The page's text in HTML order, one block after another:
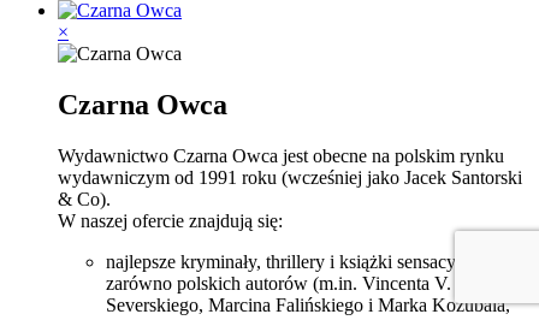
×
Czarna Owca
Wydawnictwo Czarna Owca jest obecne na polskim rynku
wydawniczym od 1991 roku (wcześniej jako Jacek Santorski
& Co).
W naszej ofercie znajdują się:
najlepsze kryminały, thrillery i książki sensacyjne
zarówno polskich autorów (m.in. Vincenta V.
Severskiego, Marcina Falińskiego i Marka Kozubala,